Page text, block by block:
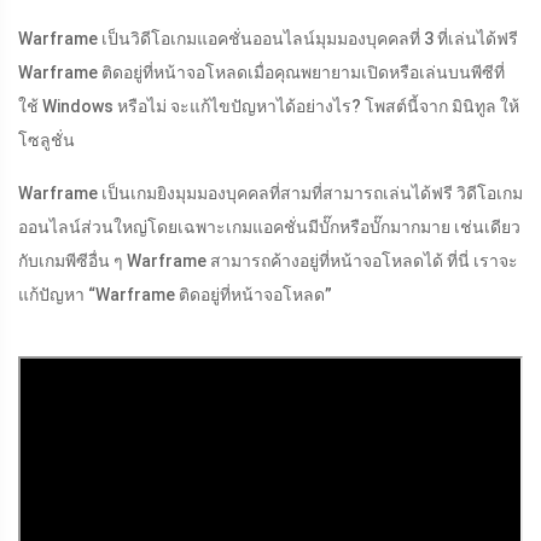
Warframe เป็นวิดีโอเกมแอคชั่นออนไลน์มุมมองบุคคลที่ 3 ที่เล่นได้ฟรี
Warframe ติดอยู่ที่หน้าจอโหลดเมื่อคุณพยายามเปิดหรือเล่นบนพีซีที่
ใช้ Windows หรือไม่ จะแก้ไขปัญหาได้อย่างไร? โพสต์นี้จาก มินิทูล ให้
โซลูชั่น
Warframe เป็นเกมยิงมุมมองบุคคลที่สามที่สามารถเล่นได้ฟรี วิดีโอเกม
ออนไลน์ส่วนใหญ่โดยเฉพาะเกมแอคชั่นมีบั๊กหรือบั๊กมากมาย เช่นเดียว
กับเกมพีซีอื่น ๆ Warframe สามารถค้างอยู่ที่หน้าจอโหลดได้ ที่นี่ เราจะ
แก้ปัญหา “Warframe ติดอยู่ที่หน้าจอโหลด”